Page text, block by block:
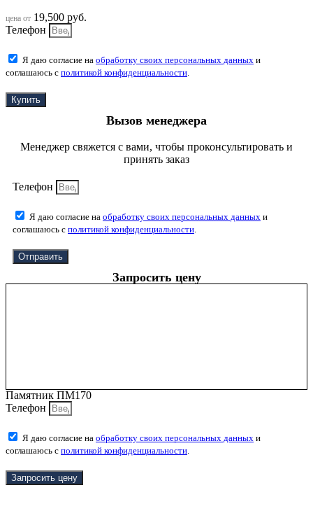
цена от 19,500 руб.
Телефон
Я даю согласие на обработку своих персональных данных и
соглашаюсь с политикой конфиденциальности
Купить
Вызов менеджера
Менеджер свяжется с вами, чтобы проконсультировать и
принять заказ
Телефон
Я даю согласие на обработку своих персональных данных и
соглашаюсь с политикой конфиденциальности
Отправить
Запросить цену
Памятник ПМ170
Телефон
Я даю согласие на обработку своих персональных данных и
соглашаюсь с политикой конфиденциальности
Запросить цену